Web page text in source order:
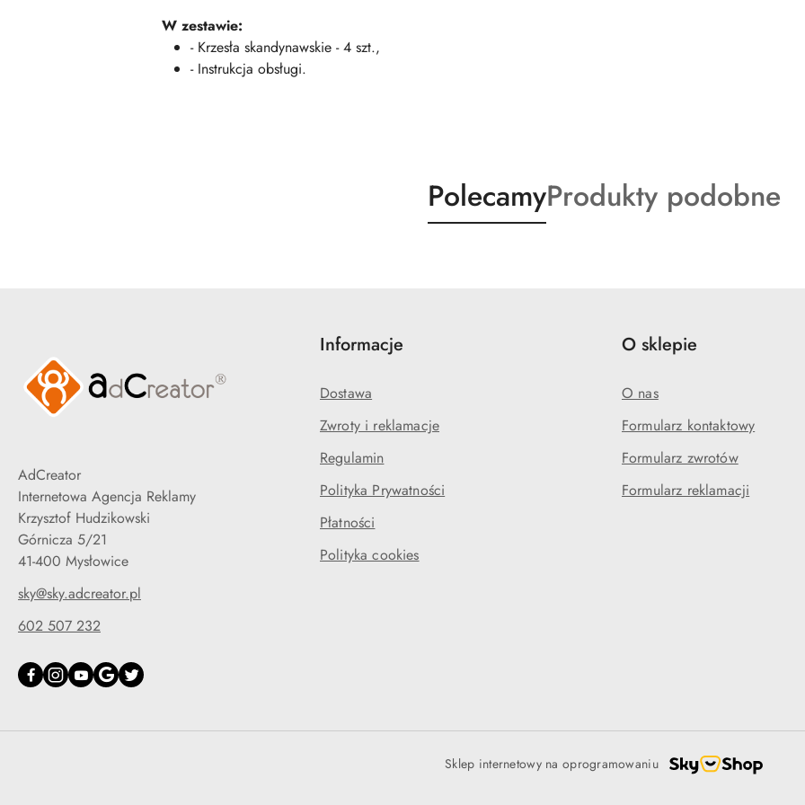
W zestawie:
- Krzesła skandynawskie - 4 szt.,
- Instrukcja obsługi.
Produkty
o
PolecamyProdukty
o
Produkty podobne
AdCreator
Internetowa Agencja Reklamy
Krzysztof Hudzikowski
Górnicza 5/21
41-400 Mysłowice
sky@sky.adcreator.pl
602 507 232
Informacje
Dostawa
Zwroty i reklamacje
Regulamin
Polityka Prywatności
Płatności
Polityka cookies
O sklepie
O nas
Formularz kontaktowy
Formularz zwrotów
Formularz reklamacji
Sklep internetowy na oprogramowaniu